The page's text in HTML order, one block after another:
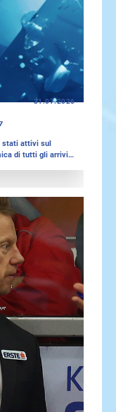
31.07.2026
stati attivi sul
di tutti gli arrivi e